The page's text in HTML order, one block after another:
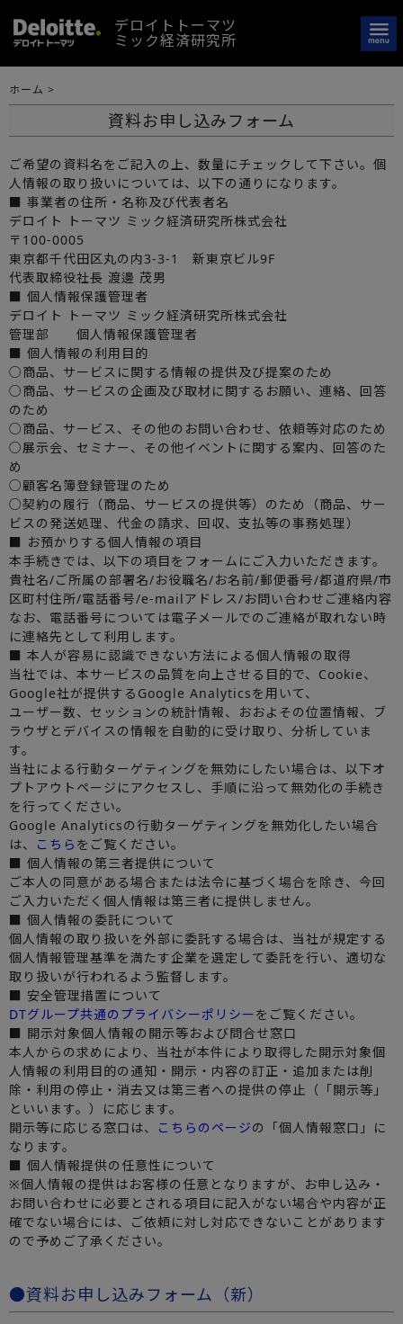
デロイトトーマツ
ミック経済研究所
ホーム >
資料お申し込みフォーム
ご希望の資料名をご記入の上、数量にチェックして下さい。個
人情報の取り扱いについては、以下の通りになります。
■ 事業者の住所・名称及び代表者名
デロイト トーマツ ミック経済研究所株式会社
〒100-0005
東京都千代田区丸の内3-3-1 新東京ビル9F
代表取締役社長 渡邊 茂男
■ 個人情報保護管理者
デロイト トーマツ ミック経済研究所株式会社
管理部 個人情報保護管理者
■ 個人情報の利用目的
○商品、サービスに関する情報の提供及び提案のため
○商品、サービスの企画及び取材に関するお願い、連絡、回答
のため
○商品、サービス、その他のお問い合わせ、依頼等対応のため
○展示会、セミナー、その他イベントに関する案内、回答のた
め
○顧客名簿登録管理のため
○契約の履行（商品、サービスの提供等）のため（商品、サー
ビスの発送処理、代金の請求、回収、支払等の事務処理）
■ お預かりする個人情報の項目
本手続きでは、以下の項目をフォームにご入力いただきます。
貴社名/ご所属の部署名/お役職名/お名前/郵便番号/都道府県/市
区町村住所/電話番号/e-mailアドレス/お問い合わせご連絡内容
なお、電話番号については電子メールでのご連絡が取れない時
に連絡先として利用します。
■ 本人が容易に認識できない方法による個人情報の取得
当社では、本サービスの品質を向上させる目的で、Cookie、
Google社が提供するGoogle Analyticsを用いて、
ユーザー数、セッションの統計情報、おおよその位置情報、ブ
ラウザとデバイスの情報を自動的に受け取り、分析していま
す。
当社による行動ターゲティングを無効にしたい場合は、以下オ
プトアウトページにアクセスし、手順に沿って無効化の手続き
を行ってください。
Google Analyticsの行動ターゲティングを無効化したい場合
は、
こちら をご覧ください。
■ 個人情報の第三者提供について
ご本人の同意がある場合または法令に基づく場合を除き、今回
ご入力いただく個人情報は第三者に提供しません。
■ 個人情報の委託について
個人情報の取り扱いを外部に委託する場合は、当社が規定する
個人情報管理基準を満たす企業を選定して委託を行い、適切な
取り扱いが行われるよう監督します。
■ 安全管理措置について
DTグループ共通のプライバシーポリシー をご覧ください。
■ 開示対象個人情報の開示等および問合せ窓口
本人からの求めにより、当社が本件により取得した開示対象個
人情報の利用目的の通知・開示・内容の訂正・追加または削
除・利用の停止・消去又は第三者への提供の停止（「開示等」
といいます。）に応じます。
開示等に応じる窓口は、
こちらのページの「個人情報窓口」に
なります。
■ 個人情報提供の任意性について
※個人情報の提供はお客様の任意となりますが、お申し込み・
お問い合わせに必要とされる項目に記入がない場合や内容が正
確でない場合には、ご依頼に対し対応できないことがあります
ので予めご了承ください。
●資料お申し込みフォーム（新）